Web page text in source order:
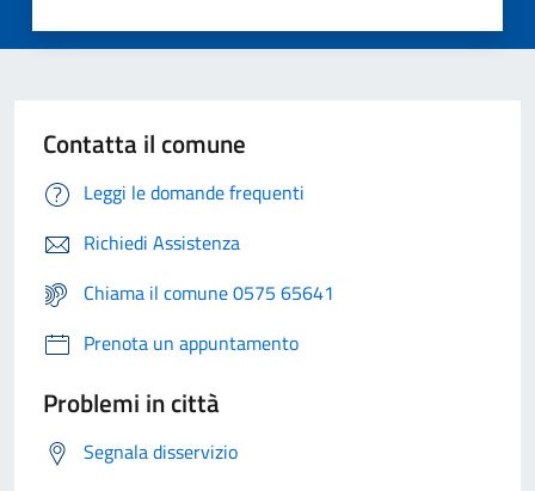
Contatta il comune
Leggi le domande frequenti
Richiedi Assistenza
Chiama il comune 0575 65641
Prenota un appuntamento
Problemi in città
Segnala disservizio